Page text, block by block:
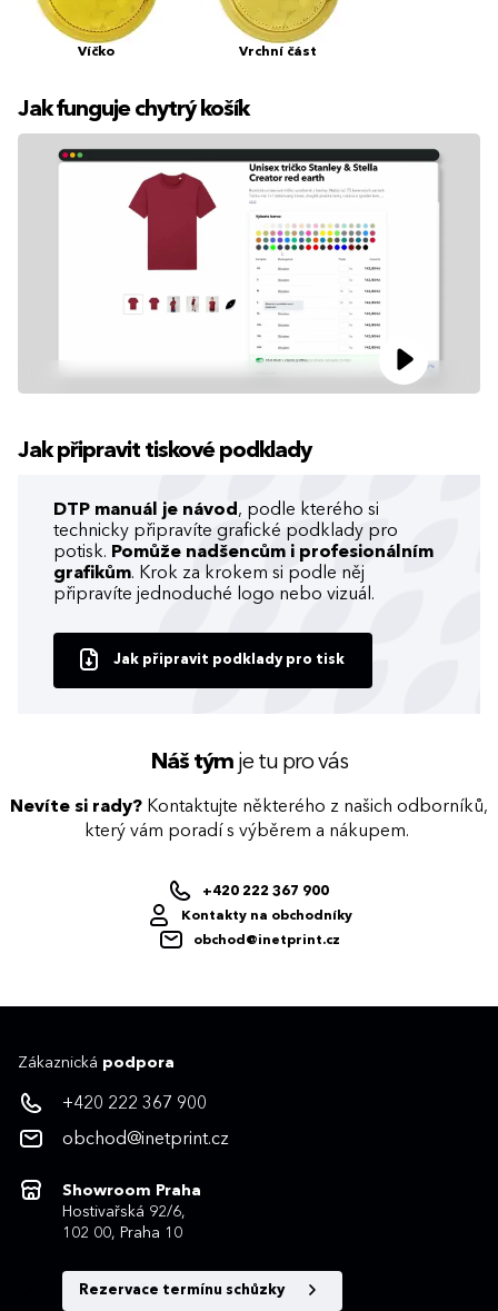
Víčko Vrchní část
Jak funguje chytrý košík
Jak připravit tiskové podklady
DTP manuál je návod , podle kterého si
technicky připravíte grafické podklady pro
potisk. Pomůže nadšencům i profesionálním
grafikům. Krok za krokem si podle něj
připravíte jednoduché logo nebo vizuál.
Jak připravit podklady pro tisk
Náš týmje tu pro vás
Nevíte si rady? Kontaktujte některého z našich odborníků,
který vám poradí s výběrem a nákupem.
+420 222 367 900
Kontakty na obchodníky
obchod@inetprint.cz
Zákaznická podpora
+420 222 367 900
obchod@inetprint.cz
Showroom Praha
Hostivařská 92/6,
102 00, Praha 10
Rezervace termínu schůzky